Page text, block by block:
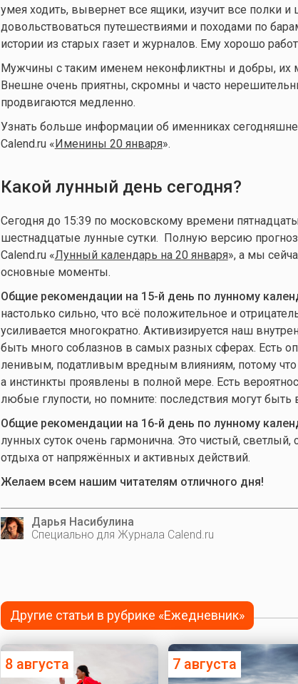
умея ходить, вывернет все ящики, изучит все полки
довольствоваться путешествиями и походами по
истории из старых газет и журналов. Ему хорошо
Мужчины с таким именем неконфликтны и добры, их
Внешне очень приятны, скромны и часто
продвигаются медленно.
Узнать больше информации об именниках
Calend.ru «Именины 20 января».
Какой лунный день сегодня?
Сегодня до 15:39 по московскому времени
шестнадцатые лунные сутки. Полную версию
Calend.ru «Лунный календарь на 20 января», а мы
основные моменты.
Общие рекомендации на 15-й день по лунному
настолько сильно, что всё положительное и
усиливается многократно. Активизируется наш
быть много соблазнов в самых разных сферах. Есть
ленивым, податливым вредным влияниям, потому что
а инстинкты проявлены в полной мере. Есть
любые глупости, но помните: последствия могут
Общие рекомендации на 16-й день по лунному
лунных суток очень гармонична. Это чистый,
отдыха от напряжённых и активных действий.
Желаем всем нашим читателям отличного дня!
Дарья Насибулина
Специально для Журнала Calend.ru
Другие статьи в рубрике «Ежедневник»
8 августа 7 августа